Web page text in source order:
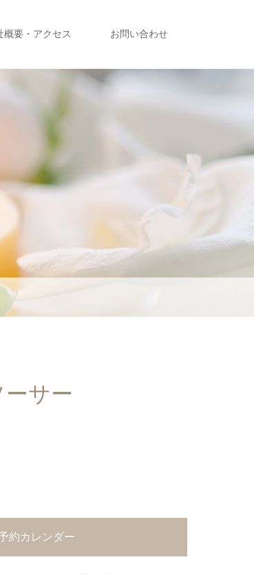
概要・アクセス お問い合わせ
サー
約カレンダー